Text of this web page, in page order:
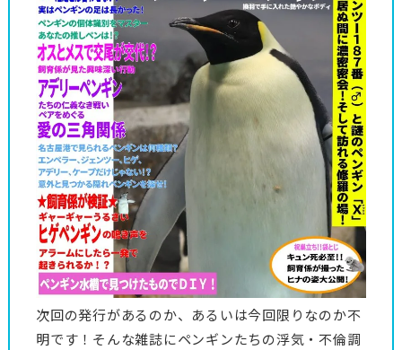
次回の発行があるのか、あるいは今回限りなのか不
明です！そんな雑誌にペンギンたちの浮気・不倫調